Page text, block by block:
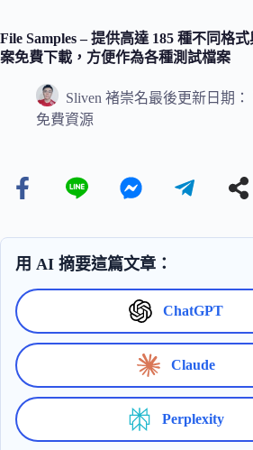
File Samples – 提供高達 185 種不同格
案免費下載，方便作為各種測試檔案
Sliven 褚崇名最後更新日期：
免費資源
用 AI 摘要這篇文章：
ChatGPT
Claude
Perplexity